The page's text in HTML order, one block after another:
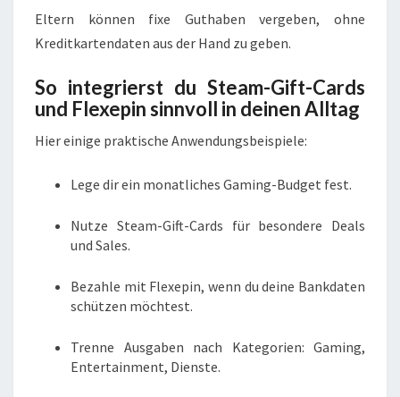
Eltern können fixe Guthaben vergeben, ohne
Kreditkartendaten aus der Hand zu geben.
So integrierst du Steam-Gift-Cards
und Flexepin sinnvoll in deinen Alltag
Hier einige praktische Anwendungsbeispiele:
Lege dir ein monatliches Gaming-Budget fest.
Nutze Steam-Gift-Cards für besondere Deals
und Sales.
Bezahle mit Flexepin, wenn du deine Bankdaten
schützen möchtest.
Trenne Ausgaben nach Kategorien: Gaming,
Entertainment, Dienste.